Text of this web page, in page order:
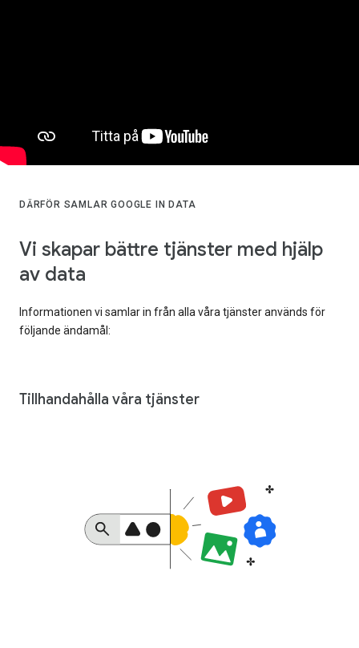
DÄRFÖR SAMLAR GOOGLE IN DATA
Vi skapar bättre tjänster med hjälp
av data
Informationen vi samlar in från alla våra tjänster används för
följande ändamål:
Tillhandahålla våra tjänster